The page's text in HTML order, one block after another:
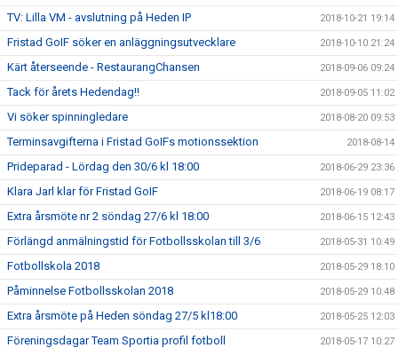
TV: Lilla VM - avslutning på Heden IP 2018-10-21 19:14
Fristad GoIF söker en anläggningsutvecklare 2018-10-10 21:24
Kärt återseende - RestaurangChansen 2018-09-06 09:24
Tack för årets Hedendag!! 2018-09-05 11:02
Vi söker spinningledare 2018-08-20 09:53
Terminsavgifterna i Fristad GoIFs motionssektion 2018-08-14
Prideparad - Lördag den 30/6 kl 18:00 2018-06-29 23:36
Klara Jarl klar för Fristad GoIF 2018-06-19 08:17
Extra årsmöte nr 2 söndag 27/6 kl 18:00 2018-06-15 12:43
Förlängd anmälningstid för Fotbollsskolan till 3/6 2018-05-31 10:49
Fotbollskola 2018 2018-05-29 18:10
Påminnelse Fotbollsskolan 2018 2018-05-29 10:48
Extra årsmöte på Heden söndag 27/5 kl18:00 2018-05-25 12:03
Föreningsdagar Team Sportia profil fotboll 2018-05-17 10:27